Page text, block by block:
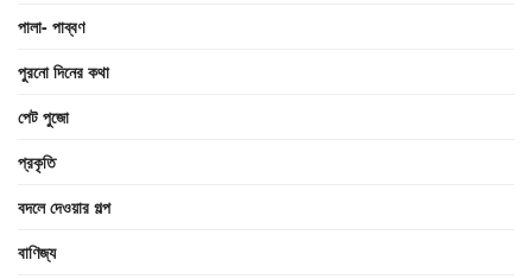
পালা- পাব্বণ
পুরনো দিনের কথা
পেট পুজো
প্রকৃতি
বদলে দেওয়ার গল্প
বাণিজ্য